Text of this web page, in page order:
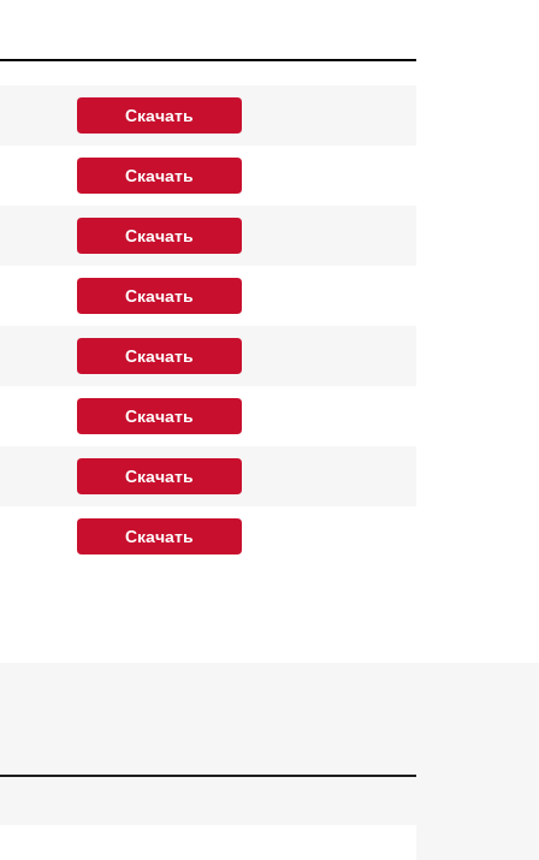
Скачать
Скачать
Скачать
Скачать
Скачать
Скачать
Скачать
Скачать